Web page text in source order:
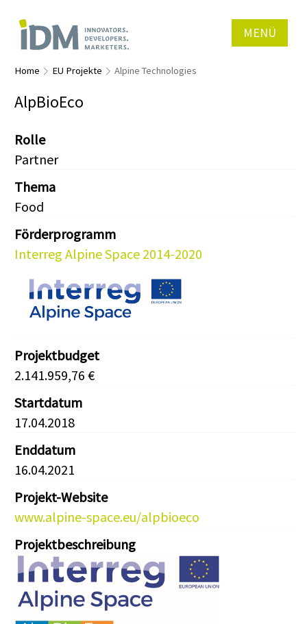
MENÜ
Home EU Projekte Alpine Technologies
AlpBioEco
Rolle
Partner
Thema
Food
Förderprogramm
Interreg Alpine Space 2014-2020
Projektbudget
2.141.959,76 €
Startdatum
17.04.2018
Enddatum
16.04.2021
Projekt-Website
www.alpine-space.eu/alpbioeco
Projektbeschreibung